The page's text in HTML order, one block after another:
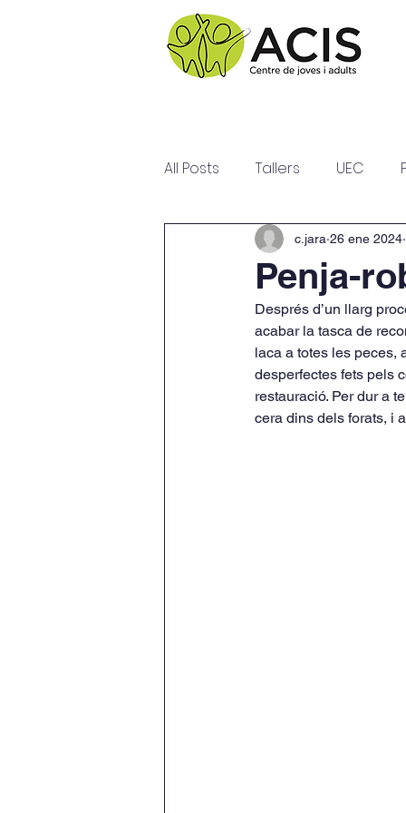
All Posts Tallers UEC
Penja-
c.jara 26 ene 2024
Després d’un llarg
acabar la tasca de
laca a totes les peces,
desperfectes fets pels
restauració. Per dur a
cera dins dels forats, i